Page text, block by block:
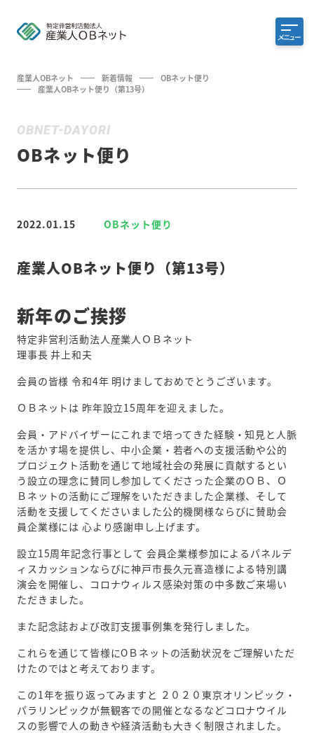
メニュー
産業人OBネット 新着情報
OBネット便り
産業人OBネット便り（第13号）
OBNET-DAYORI
OBネット便り
2022.01.15 OBネット便り
産業人OBネット便り（第13号）
新年のご挨拶
特定非営利活動法人産業人ＯＢネット
理事長 井上和夫
会員の皆様 令和4年 明けましておめでとうございます。
ＯＢネットは 昨年設立15周年を迎えました。
会員・アドバイザーにこれまで培ってきた経験・知見と人脈
を活かす場を提供し、中小企業・若者への支援活動や公的
プロジェクト活動を通じて地域社会の発展に貢献するとい
う設立の理念に賛同し参加してくださった企業のＯＢ、Ｏ
Ｂネットの活動にご理解をいただきました企業様、そして
活動を支援してくださいました公的機関様ならびに賛助会
員企業様には 心より感謝申し上げます。
設立15周年記念行事として 会員企業様参加によるパネルデ
ィスカッションならびに神戸市長久元喜造様による特別講
演会を開催し、コロナウィルス感染対策の中多数ご来場い
ただきました。
また記念誌および改訂支援事例集を発行しました。
これらを通じて皆様にOＢネットの活動状況をご理解いただ
けたのではと考えております。
この1年を振り返ってみますと ２０２０東京オリンピック・
パラリンピックが無観客での開催となるなどコロナウイル
スの影響で人の動きや経済活動も大きく制限されました。